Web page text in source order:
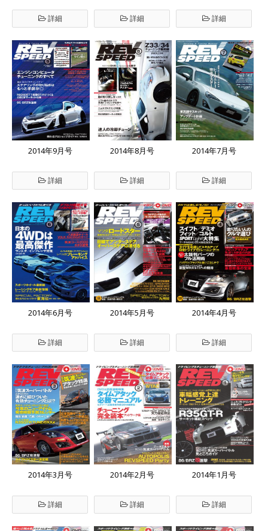
詳細 詳細 詳細
2014年9月号
詳細
2014年8月号
詳細
2014年7月号
詳細
2014年6月号
詳細
2014年5月号
詳細
2014年4月号
詳細
2014年3月号
詳細
2014年2月号
詳細
2014年1月号
詳細